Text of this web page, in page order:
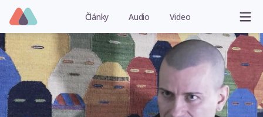
Články Audio Video